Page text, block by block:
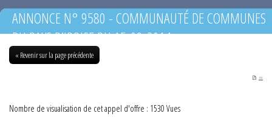
ANNONCE N° 9580 - COMMUNAUTÉ DE COMMUNES
DU PAYS D’IROISE DU 15-09-2014
« Revenir sur la page précédente
PDF
Nombre de visualisation de cet appel d'offre : 1530 Vues